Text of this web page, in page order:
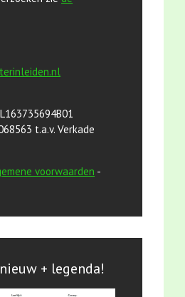
t.a.v. Verkade
voorwaarden -
+ legenda!